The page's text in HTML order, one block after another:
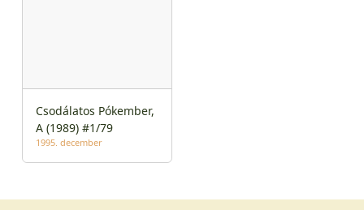
Csodálatos Pókember,
A (1989) #1/79
1995. december